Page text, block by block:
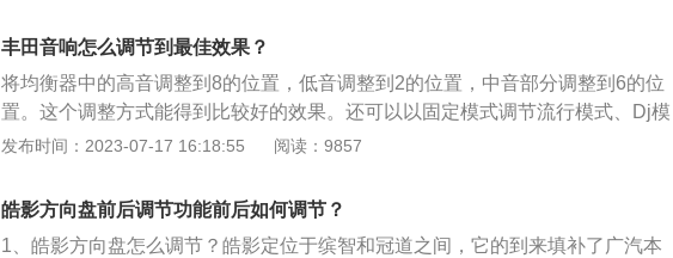
的光线下会发生变化。阳光底下，星耀红配色格外耀眼，配合皓影运动年轻的外
观设计，可以说毫无违和感，特别适合追求个性出行的年轻用户。
方约定的合作期限为30年，双方各占公司股份50%。外观设计：本田皓影前进气
格栅采用大量镀铬饰条进行装饰，并且与两侧前大灯组相连。车身侧面，该车采
用突出前后轮眉和收紧车门的设计；尾部方面，采用扁平化L型尾灯设计；排气
部分，采用双边双出的布局。动力系统：本田皓影搭载L15BT型1.5T涡轮增压发
动机。其最大功率为142kW（193PS），峰值扭矩为243N·m，匹配CVT变速
丰田音响怎么调节到最佳效果？
将均衡器中的高音调整到8的位置，低音调整到2的位置，中音部分调整到6的位
置。这个调整方式能得到比较好的效果。还可以以固定模式调节流行模式、Dj模
式、戏曲模式等。广汽丰田旗下的凯美瑞车型自1982年创立以来，在销售方面都
美瑞采用了丰田最新概念进行打造，在新车型上拥有更为优雅的气质。
发布时间：2023-07-17 16:18:55 阅读：9857
皓影方向盘前后调节功能前后如何调节？
1、皓影方向盘怎么调节？皓影定位于缤智和冠道之间，它的到来填补了广汽本